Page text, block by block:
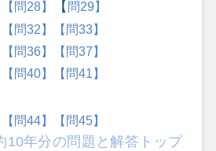
【問28】 【 問29】
【問32】
【問33】
【問36】
【問37】
【問40】 【問41】
【問44】 【問45】
10年分の問題と解答トップ